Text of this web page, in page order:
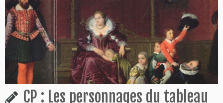
CP : Les personnages du tableau